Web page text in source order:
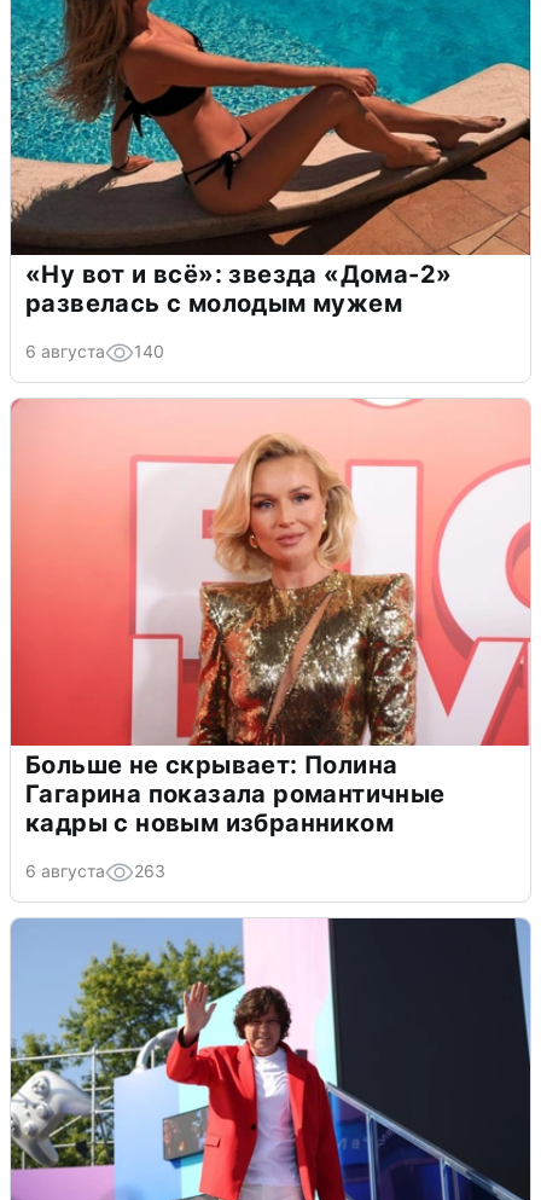
«Ну вот и всё»: звезда «Дома-2»
развелась с молодым мужем
6 августа 140
Больше не скрывает: Полина
Гагарина показала романтичные
кадры с новым избранником
6 августа 263